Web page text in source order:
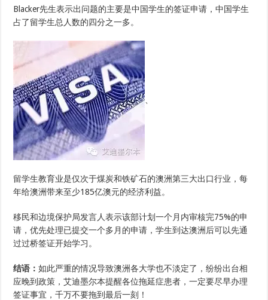
Blacker先生表示出问题的主要是中国学生的签证申请，中国学生
占了留学生总人数的四分之一多。
留学生教育业是仅次于煤炭和铁矿石的澳洲第三大出口行业，每
年给澳洲带来至少185亿澳元的经济利益。
移民和边境保护局发言人表示该部计划一个月内审核完75%的申
请，优先处理已提交一个多月的申请，学生到达澳洲后可以先通
过过桥签证开始学习。
结语：如此严重的情况导致澳洲各大学也不淡定了，纷纷出台相
应晚到政策，艾迪墨尔本提醒各位拖延症患者，一定要尽早办理
签证事宜，千万不要拖到最后一刻！